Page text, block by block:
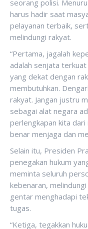
seorang polisi.
harus hadir saat
pelayanan terbaik,
melindungi rakyat.
“Pertama, jagalah
adalah senjata
yang dekat dengan
membutuhkan.
rakyat. Jangan justru
sebagai alat negara
perlengkapan kita
benar menjaga dan
Selain itu, Presiden
penegakan hukum
meminta seluruh
kebenaran,
gentar menghadapi
tugas.
“Ketiga, tegakkan